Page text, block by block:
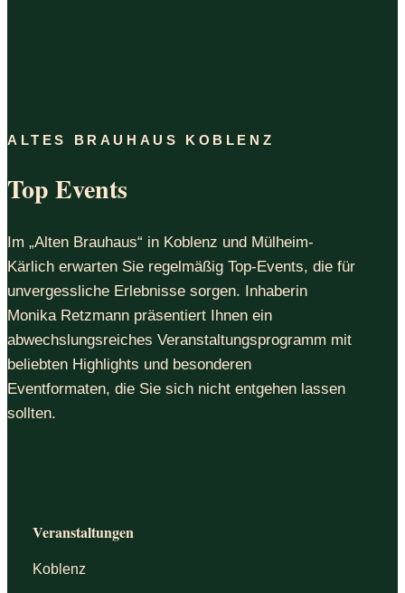
ALTES BRAUHAUS KOBLENZ
Top Events
Im „Alten Brauhaus“ in Koblenz und Mülheim-
Kärlich erwarten Sie regelmäßig Top-Events, die für
unvergessliche Erlebnisse sorgen. Inhaberin
Monika Retzmann präsentiert Ihnen ein
abwechslungsreiches Veranstaltungsprogramm mit
beliebten Highlights und besonderen
Eventformaten, die Sie sich nicht entgehen lassen
sollten.
Veranstaltungen
Koblenz